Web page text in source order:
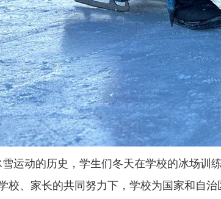
动的历史，学生们冬天在学校的冰场训
校、家长的共同努力下，学校为国家和自治